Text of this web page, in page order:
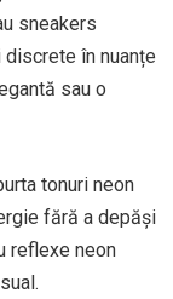
sneakers
în nuanțe
sau o
tonuri neon
fără a depăși
reflexe neon